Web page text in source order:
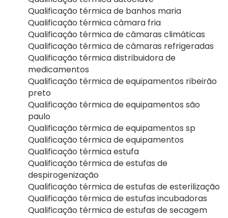
Qualificação térmica de banhos maria
Qualificação térmica câmara fria
Qualificação térmica de câmaras climáticas
Qualificação térmica de câmaras refrigeradas
Qualificação térmica distribuidora de
medicamentos
Qualificação térmica de equipamentos ribeirão
preto
Qualificação térmica de equipamentos são
paulo
Qualificação térmica de equipamentos sp
Qualificação térmica de equipamentos
Qualificação térmica estufa
Qualificação térmica de estufas de
despirogenização
Qualificação térmica de estufas de esterilização
Qualificação térmica de estufas incubadoras
Qualificação térmica de estufas de secagem